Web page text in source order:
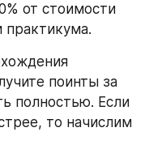
от стоимости
практикума.
поинты за
полностью. Если
то начислим